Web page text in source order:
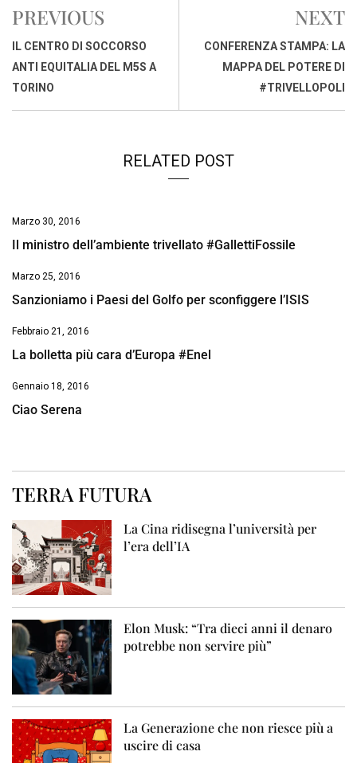
b
o
o
k
s
A
p
d
d
s
PREVIOUS
IL CENTRO DI SOCCORSO
ANTI EQUITALIA DEL M5S A
TORINO
NEXT
CONFERENZA STAMPA: LA
MAPPA DEL POTERE DI
#TRIVELLOPOLI
RELATED POST
Marzo 30, 2016
Il ministro dell’ambiente trivellato #GallettiFossile
Marzo 25, 2016
Sanzioniamo i Paesi del Golfo per sconfiggere l’ISIS
Febbraio 21, 2016
La bolletta più cara d’Europa #Enel
Gennaio 18, 2016
Ciao Serena
TERRA FUTURA
La Cina ridisegna l’università per
l’era dell’IA
Elon Musk: “Tra dieci anni il denaro
potrebbe non servire più”
La Generazione che non riesce più a
uscire di casa